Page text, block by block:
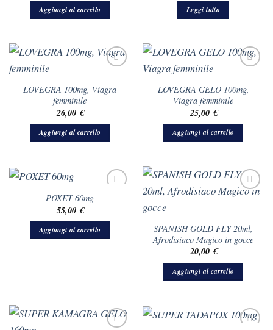
Aggiungi al carrello Leggi tutto
LOVEGRA 100mg, Viagra
femminile
26,00 €
Aggiungi al carrello
LOVEGRA GELO 100mg,
Viagra femminile
25,00 €
Aggiungi al carrello
POXET 60mg
55,00 €
Aggiungi al carrello
SPANISH GOLD FLY 20ml,
Afrodisiaco Magico in gocce
20,00 €
Aggiungi al carrello